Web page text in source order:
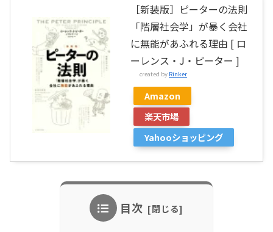
［新装版］ピーターの法則
「階層社会学」が暴く会社
に無能があふれる理由 [ ロ
ーレンス・J・ピーター ]
created by Rinker
Amazon
楽天市場
Yahooショッピング
目次